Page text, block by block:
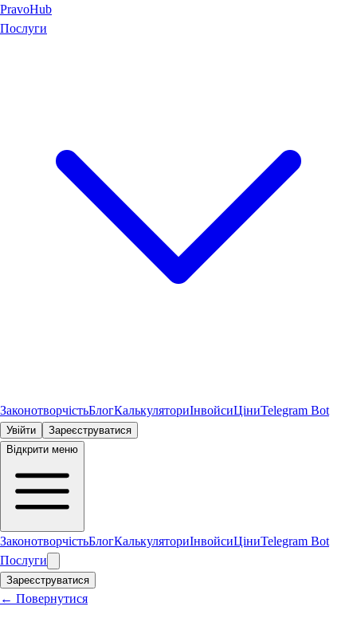
PravoHub
Послуги
ЗаконотворчістьБлогКалькуляториІнвойсиЦіниTelegram Bot
Увійти
Зареєструватися
Відкрити меню
ЗаконотворчістьБлогКалькуляториІнвойсиЦіниTelegram Bot
Послуги
Зареєструватися
← Повернутися